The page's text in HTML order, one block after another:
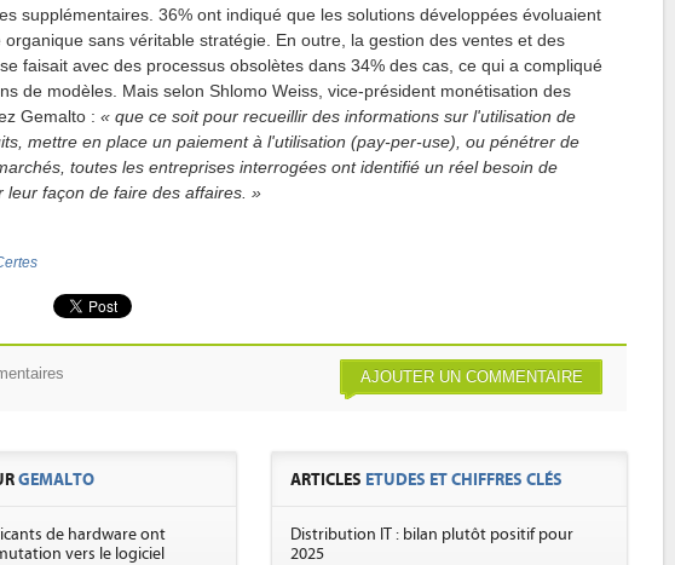
supplémentaires. 36% ont indiqué que les solutions développées évoluaient
organique sans véritable stratégie. En outre, la gestion des ventes et des
faisait avec des processus obsolètes dans 34% des cas, ce qui a compliqué
de modèles. Mais selon Shlomo Weiss, vice-président monétisation des
Gemalto : « que ce soit pour recueillir des informations sur l'utilisation de
mettre en place un paiement à l'utilisation (pay-per-use), ou pénétrer de
toutes les entreprises interrogées ont identifié un réel besoin de
leur façon de faire des affaires. »
AJOUTER UN COMMENTAIRE
GEMALTO
de hardware ont
vers le logiciel
ARTICLES ETUDES ET CHIFFRES CLÉS
Distribution IT : bilan plutôt positif pour
2025